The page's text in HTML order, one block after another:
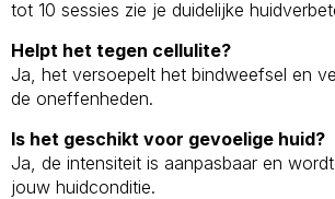
tot 10 sessies zie je duidelijke
Helpt het tegen cellulite?
Ja, het versoepelt het bindweefsel en
de oneffenheden.
Is het geschikt voor gevoelige huid?
Ja, de intensiteit is aanpasbaar en
jouw huidconditie.